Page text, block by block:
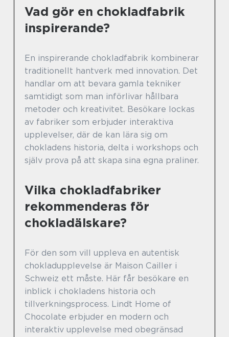
Vad gör en chokladfabrik
inspirerande?
En inspirerande chokladfabrik kombinerar
traditionellt hantverk med innovation. Det
handlar om att bevara gamla tekniker
samtidigt som man införlivar hållbara
metoder och kreativitet. Besökare lockas
av fabriker som erbjuder interaktiva
upplevelser, där de kan lära sig om
chokladens historia, delta i workshops och
själv prova på att skapa sina egna praliner.
Vilka chokladfabriker
rekommenderas för
chokladälskare?
För den som vill uppleva en autentisk
chokladupplevelse är Maison Cailler i
Schweiz ett måste. Här får besökare en
inblick i chokladens historia och
tillverkningsprocess. Lindt Home of
Chocolate erbjuder en modern och
interaktiv upplevelse med obegränsad